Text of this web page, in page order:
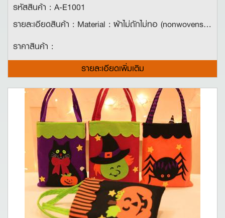
รหัสสินค้า : A-E1001
รายละเอียดสินค้า : Material : ผ้าไม่ถักไม่ทอ (nonwovens) ขนาด : 72*78*30 cm คุณสมบัติ : ใช้สำหรับกันเปื้อนเวลาเข้าครัวหรือทำอาหาร ดีไซน์น่ารัก เหมาะกับการใส่ในเทศกาลคริสต์มาส!
ราคาสินค้า :
รายละเอียดเพิ่มเติม